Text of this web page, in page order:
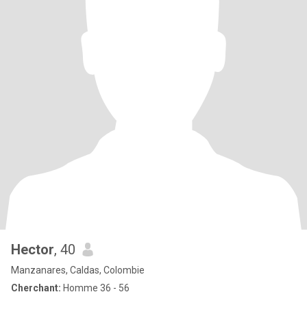
Hector, 40
Manzanares, Caldas, Colombie
Cherchant: Homme 36 - 56